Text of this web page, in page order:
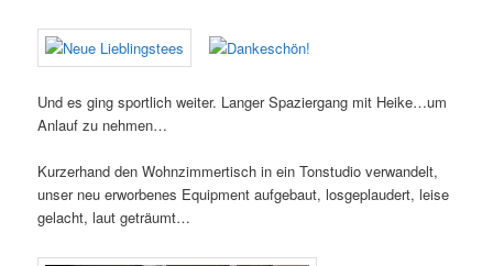
Und es ging sportlich weiter. Langer Spaziergang mit Heike…um
Anlauf zu nehmen…
Kurzerhand den Wohnzimmertisch in ein Tonstudio verwandelt,
unser neu erworbenes Equipment aufgebaut, losgeplaudert, leise
gelacht, laut geträumt…